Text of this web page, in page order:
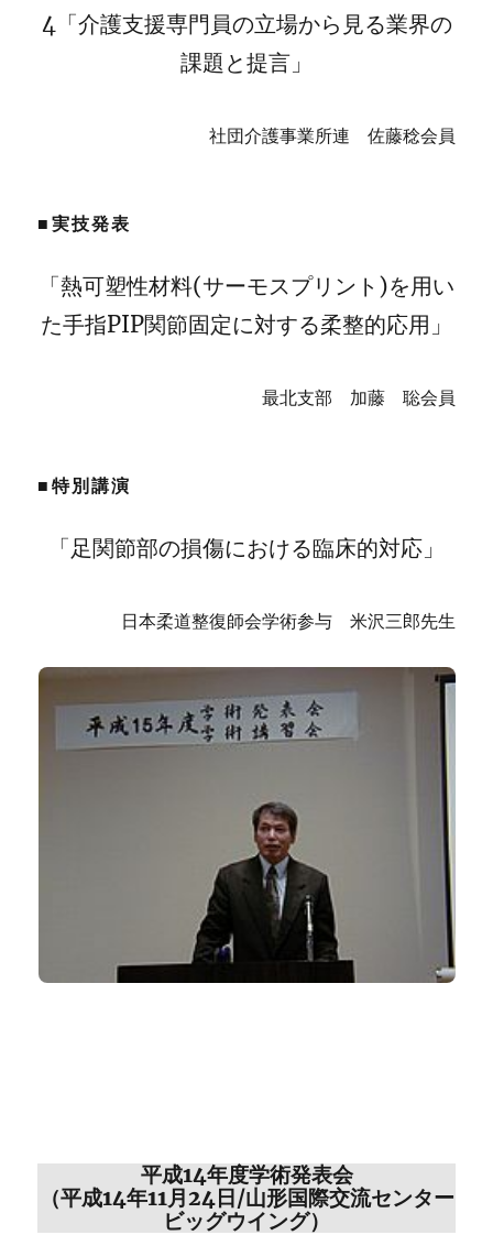
4「介護支援専門員の立場から見る業界の
課題と提言」
社団介護事業所連 佐藤稔会員
■実技発表
「熱可塑性材料(サーモスプリント)を用い
た手指PIP関節固定に対する柔整的応用」
最北支部 加藤 聡会員
■特別講演
「足関節部の損傷における臨床的対応」
日本柔道整復師会学術参与 米沢三郎先生
平成14年度学術発表会
（平成14年11月24日/山形国際交流センター
ビッグウイング）